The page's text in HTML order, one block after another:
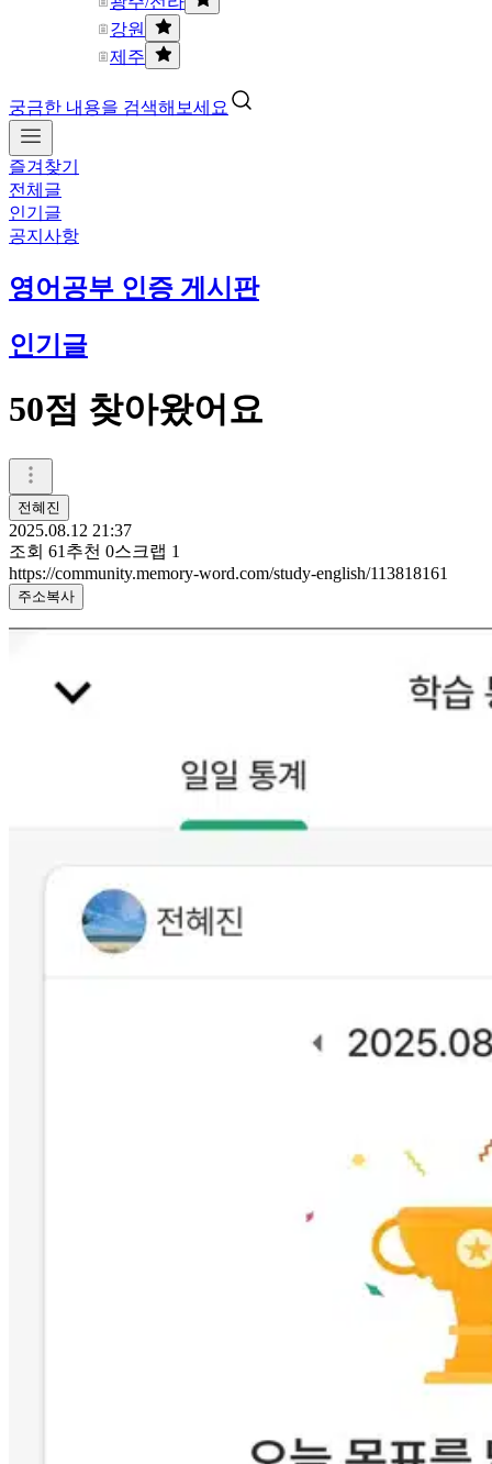
강원
제주
궁금한 내용을 검색해보세요
즐겨찾기
전체글
인기글
공지사항
영어공부 인증 게시판
인기글
50점 찾아왔어요
전혜진
2025.08.12 21:37
조회 61 추천 0스크랩 1
https://community.memory-word.com/study-english/113818161
주소복사